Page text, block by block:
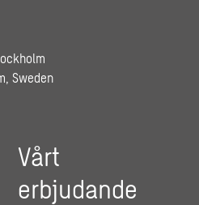
Sweden
Vårt
erbjudande